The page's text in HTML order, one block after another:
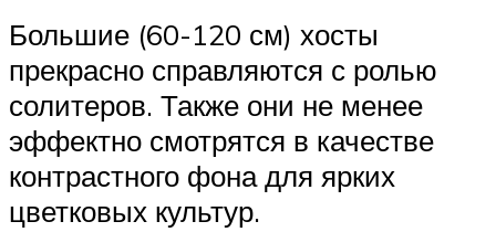
Большие (60-120 см) хосты
прекрасно справляются с ролью
солитеров. Также они не менее
эффектно смотрятся в качестве
контрастного фона для ярких
цветковых культур.